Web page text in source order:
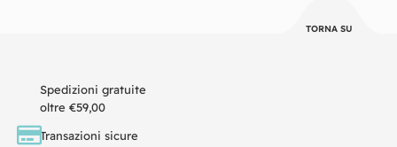
TORNA SU
Spedizioni gratuite
oltre €59,00
Transazioni sicure